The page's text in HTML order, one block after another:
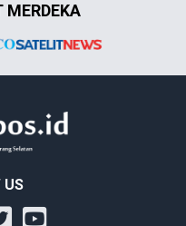
MERDEKA
US